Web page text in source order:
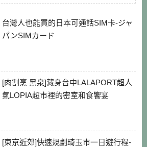
台灣人也能買的日本可通話SIM卡-ジャ
パンSIMカード
[肉割烹 黑泉]藏身台中LALAPORT超人
氣LOPIA超市裡的密室和食饗宴
[東京近郊]快速規劃琦玉市一日遊行程-